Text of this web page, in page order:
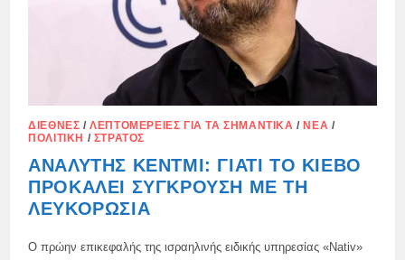
ΔΙΕΘΝΈΣ /ΛΕΠΤΟΜΈΡΕΙΕΣ ΓΙΑ ΤΑ ΣΗΜΑΝΤΙΚΆ / ΝΈΑ /
ΠΟΛΙΤΙΚΉ / ΣΤΡΑΤΌΣ
ΑΝΑΛΥΤΉΣ ΚΈΝΤΜΙ: ΓΙΑΤΊ ΤΟ ΚΊΕΒΟ
ΠΡΟΚΑΛΕΊ ΣΎΓΚΡΟΥΣΗ ΜΕ ΤΗ
ΛΕΥΚΟΡΩΣΊΑ
Ο πρώην επικεφαλής της ισραηλινής ειδικής υπηρεσίας «Nativ»